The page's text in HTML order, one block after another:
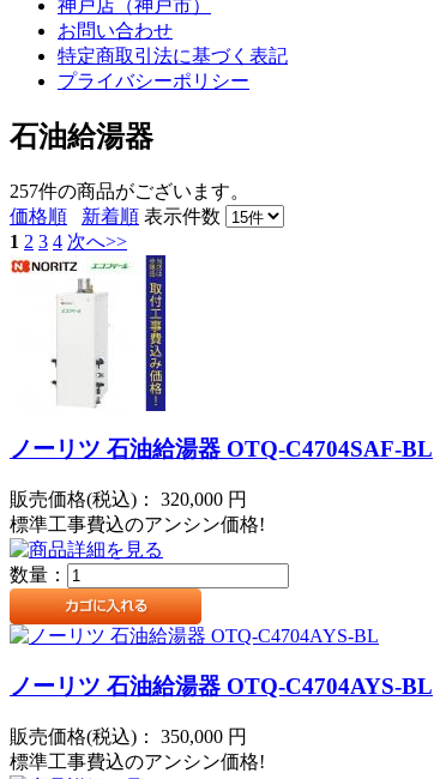
神戸店（神戸市）
お問い合わせ
特定商取引法に基づく表記
プライバシーポリシー
石油給湯器
257件の商品がございます。
価格順
新着順 表示件数
1 2 3 4 次へ>>
ノーリツ 石油給湯器 OTQ-C4704SAF-BL
販売価格(税込)： 320,000 円
標準工事費込のアンシン価格!
数量：
ノーリツ 石油給湯器 OTQ-C4704AYS-BL
販売価格(税込)： 350,000 円
標準工事費込のアンシン価格!